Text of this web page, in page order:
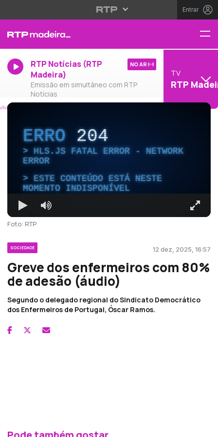
Entrar
RTP Notícias (RTP
Madeira)
Emissão em simultâneo com RTP
Notícias
NO AR
TV
RTP
ERRO204
HLS.JS FATAL ERROR - NETWORK
ERROR
ESTE CONTEÚDO ESTÁ NESTE
MOMENTO INDISPONÍVEL
Foto: RTP
SOCIEDADE 12 dez, 2025, 16:57
Greve dos enfermeiros com 80%
de adesão (áudio)
Segundo o delegado regional do Sindicato Democrático
dos Enfermeiros de Portugal, Óscar Ramos.